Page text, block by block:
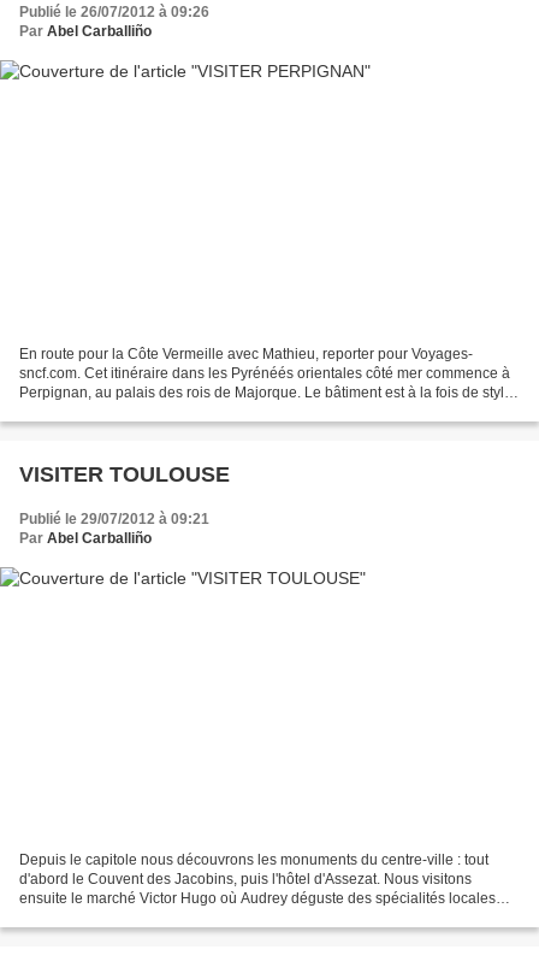
Publié le 26/07/2012 à 09:26
Par Abel Carballiño
En route pour la Côte Vermeille avec Mathieu, reporter pour Voyages-
sncf.com. Cet itinéraire dans les Pyrénéés orientales côté mer commence à
Perpignan, au palais des rois de Majorque. Le bâtiment est à la fois de style
VISITER TOULOUSE
Publié le 29/07/2012 à 09:21
Par Abel Carballiño
Depuis le capitole nous découvrons les monuments du centre-ville : tout
d'abord le Couvent des Jacobins, puis l'hôtel d'Assezat. Nous visitons
ensuite le marché Victor Hugo où Audrey déguste des spécialités locales